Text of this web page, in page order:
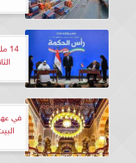
في